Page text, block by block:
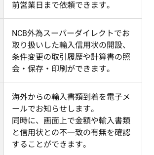
前営業日まで依頼できます。
NCB外為スーパーダイレクトでお
取り扱いした輸入信用状の開設、
条件変更の取引履歴や計算書の照
会・保存・印刷ができます。
海外からの輸入書類到着を電子メ
ールでお知らせします。
同時に、画面上で金額や輸入書類
と信用状との不一致の有無を確認
することができます。